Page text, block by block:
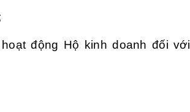
động Hộ kinh doanh đối với